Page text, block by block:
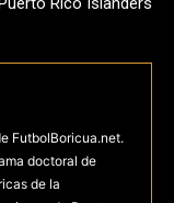
FutbolBoricua.net.
doctoral de
de la